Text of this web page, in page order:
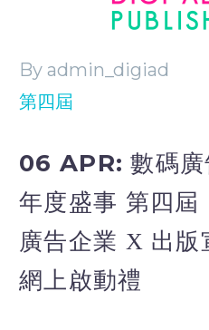
By admin_digiad
第四屆
06 APR:數碼
年度盛事 第四屆
廣告企業 X 出版
網上啟動禮